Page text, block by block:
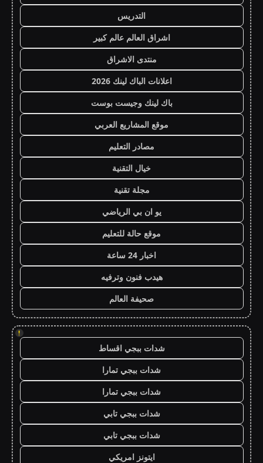
التدريس
اشراق العالم عالم كبير
منتدى الاشراق
اعلانات الباك لينك 2026
باك لينك وجيست بوست
موقع المشاريع العربي
مصادر التعليم
خيال التقنية
مجلة تقنية
يو ان بي الرياضي
موقع حالة للتعليم
اخبار 24 ساعة
هيدب فنون وترفيه
صحيفة العالم
!
شدات ببجي اقساط
شدات ببجي تمارا
شدات ببجي تمارا
شدات ببجي تابي
شدات ببجي تابي
ايتونز امريكي